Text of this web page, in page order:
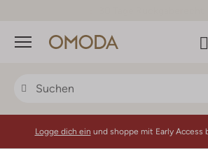
Menü
Logge dich ein und shoppe mit Early Access